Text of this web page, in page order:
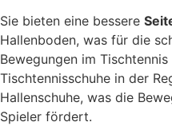
Sie bieten eine bessere
Hallenboden, was für die
Bewegungen im
Tischtennisschuhe in der
Hallenschuhe, was die
Spieler fördert.